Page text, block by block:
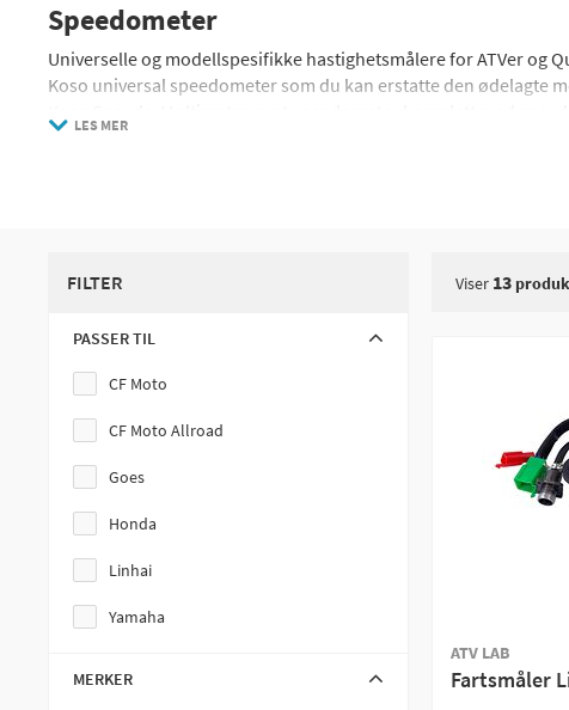
Speedometer
Universelle og modellspesifikke hastighetsmålere for ATVer og
Koso universal speedometer som du kan erstatte den ødelagte
Trail Tech Vapor er et komplett instrument med hastighet,
LES MER
FILTER
PASSER TIL
CF Moto
CF Moto Allroad
Goes
Honda
Linhai
Yamaha
MERKER
Viser 13
ATV LAB
Fartsmåler